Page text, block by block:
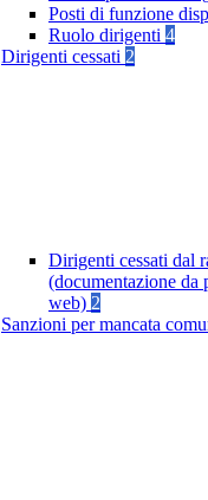
Posti di funzione
Ruolo dirigenti 4
Dirigenti cessati 2
Dirigenti cessati dal
(documentazione da
web) 2
Sanzioni per mancata